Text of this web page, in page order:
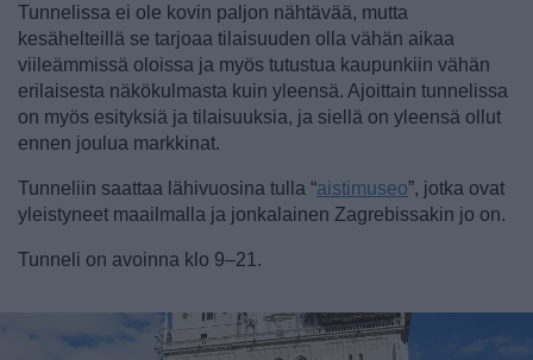
Tunnelissa ei ole kovin paljon nähtävää, mutta
kesähelteillä se tarjoaa tilaisuuden olla vähän aikaa
viileämmissä oloissa ja myös tutustua kaupunkiin vähän
erilaisesta näkökulmasta kuin yleensä. Ajoittain tunnelissa
on myös esityksiä ja tilaisuuksia, ja siellä on yleensä ollut
ennen joulua markkinat.
Tunneliin saattaa lähivuosina tulla “aistimuseo”, jotka ovat
yleistyneet maailmalla ja jonkalainen Zagrebissakin jo on.
Tunneli on avoinna klo 9–21.